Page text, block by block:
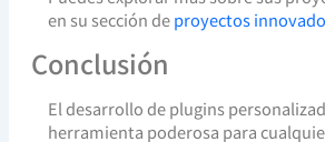
en su sección deproyectos
Conclusión
El desarrollo de plugins
herramienta poderosa para